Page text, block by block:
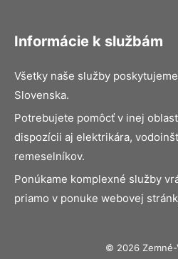
Informácie k službám
Všetky naše služby
Slovenska.
Potrebujete pomôcť v inej
dispozícii aj elektrikára,
remeselníkov.
Ponúkame komplexné služby
priamo v ponuke webovej
© 2026 Zemné-